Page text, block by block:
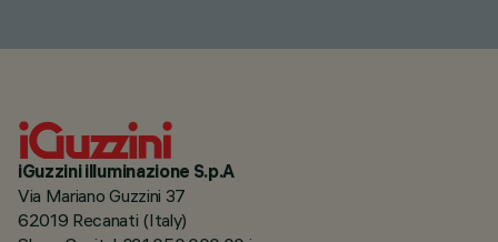
iGuzzini illuminazione S.p.A
Via Mariano Guzzini 37
62019 Recanati (Italy)